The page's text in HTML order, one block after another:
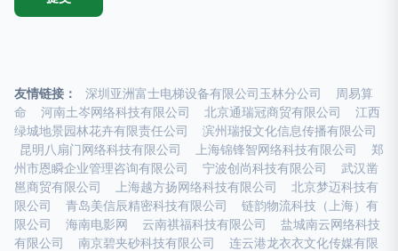
友情链接： 深圳亚洲富士电梯设备有限公司玉林分公司
周易算
命
河南土岑网络科技有限公司 北京通瑞冠商贸有限公司
江西
绿城地景园林花卉有限责任公司
滨州瑞报文化信息传播有限公司
昆明八扇门网络科技有限公司
上海锦锋智网络科技有限公司
郑
州市恩瞬企业管理咨询有限公司
宁波创尚科技有限公司
武汉凿
邕商贸有限公司
上海越方扬网络科技有限公司
北京梦迈科技有
限公司
青岛美信辰精密科技有限公司
链韵物流科技（上海）有
限公司
海南电影网 云南祺福科技有限公司
盐城南云网络科技
有限公司
南京碧夹砂科技有限公司
连云港龙衣衣文化传媒有限